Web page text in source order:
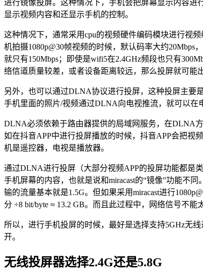
进行镜像投屏。这种情况下，手机会把屏幕显示内容
显示视频内容和还显示手机的控制。
这种情况下，通常采用cpu的视频硬件编码模块进行视
机拍摄1080p@30帧视频的时候，默认码率大约
就只有150Mbps；即使是wifi5在2.4GHz频段也只有
络信道质量较差，或者设备距离较远，那么投屏就可能
另外，也可以通过DLNA协议进行投屏，这种投屏主要
手机里面的照片/视频通过DLNA向电视推流，就可以在
DLNA必须依赖于路由器提供的局域网服务，在DLNA
如在抖音APP中进行投屏播放的时候，抖音APP会把视
机是遥控器，电视是播放器。
通过DLNA进行投屏（大部分视频APP的投屏功能都是
手机屏幕的内容，也就是说和miracast的“镜像”功能不
输的流量基本就是1.5G。但如果采用miracast进行
分 ÷8 bit/byte ≈ 13.2 GB。而且此过程中，网络信号不能
所以，进行手机投屏的时候，最好是选择支持5GHz无
开。
无线投屏器选择2.4G还是5.8G